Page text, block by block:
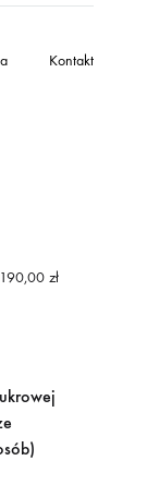
Kontakt
190,00 zł